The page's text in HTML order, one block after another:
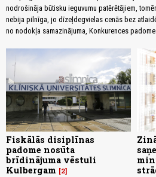
nodrošināja būtisku ieguvumu patērētājiem,
nebija pilnīga, jo dīzeļdegvielas cenās bez
no nodokļa samazinājuma, Konkurences padome
Fiskālās disiplīnas
padome nosūta
brīdinājuma vēstuli
Kulbergam
2